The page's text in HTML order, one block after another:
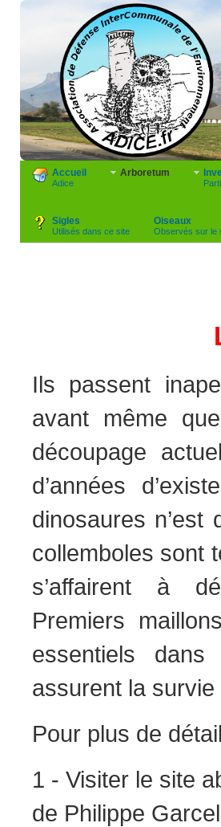
Accueil
Adice
Arboretum
Sigles
Utilisés dans ce site
Oiseaux
Observés sur le
Ils passent
avant même
découpage
d’années
dinosaures n’est
collemboles sont
s’affairent à
Premiers
essentiels
assurent la
Pour plus de
1 - Visiter le site
de Philippe